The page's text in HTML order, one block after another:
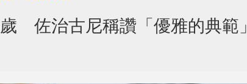
佐治古尼稱讚「優雅的典範」